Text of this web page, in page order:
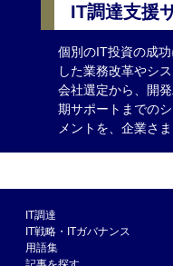
IT調達支援
個別のIT投資の成
した業務改革やシ
会社選定から、開
期サポートまでの
メントを、企業さ
IT調達
IT戦略・ITガバナンス
用語集